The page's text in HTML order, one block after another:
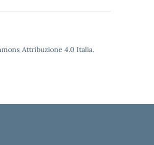
Attribuzione 4.0 Italia.